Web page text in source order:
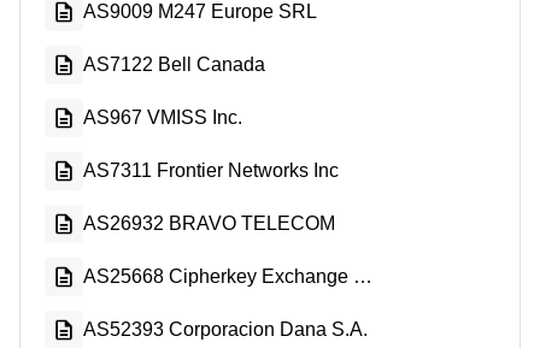
AS9009 M247 Europe SRL
AS7122 Bell Canada
AS967 VMISS Inc.
AS7311 Frontier Networks Inc
AS26932 BRAVO TELECOM
AS25668 Cipherkey Exchange Corp.
AS52393 Corporacion Dana S.A.